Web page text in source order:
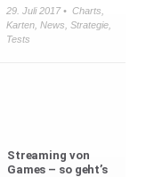
29. Juli 2017 • Charts
Karten, News Strategie,
Tests
Streaming von
Games – so geht’s